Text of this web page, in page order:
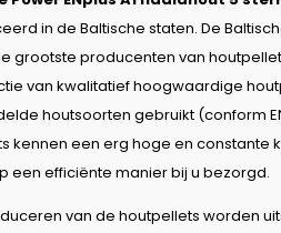
in de Baltische staten. De
grootste producenten van
van kwalitatief hoogwaardige
houtsoorten gebruikt (conform
kennen een erg hoge en constante
een efficiënte manier bij u bezorgd.
van de houtpellets worden